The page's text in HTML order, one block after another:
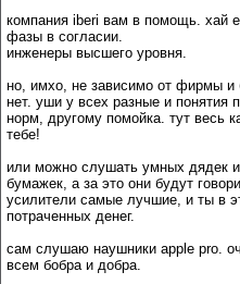
компания iberi вам в помощь. хай
фазы в согласии.
инженеры высшего уровня.
но, имхо, не зависимо от фирмы и
нет. уши у всех разные и понятия
норм, другому помойка. тут весь
тебе!
или можно слушать умных дядек
бумажек, а за это они будут
усилители самые лучшие, и ты в
потраченных денег.
сам слушаю наушники apple pro.
всем бобра и добра.